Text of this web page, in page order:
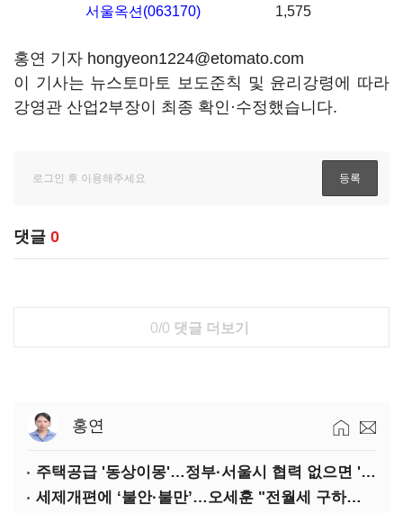
서울옥션(063170)
1,575
홍연 기자 hongyeon1224@etomato.com
이 기사는 뉴스토마토 보도준칙 및 윤리강령에 따라
강영관 산업2부장이 최종 확인·수정했습니다.
댓글 0
0/0 댓글 더보기
홍연
주택공급 '동상이몽'…정부·서울시 협력 없으면 '공수표'
세제개편에 ‘불안·불만’…오세훈 "전월세 구하기 더 힘들어질 것"